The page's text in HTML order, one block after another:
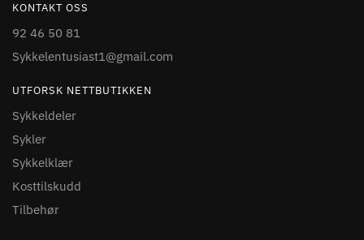
KONTAKT OSS
92 46 50 81
Sykkelentusiast1@gmail.com
UTFORSK NETTBUTIKKEN
Sykkeldeler
Sykler
Sykkelklær
Kosttilskudd
Tilbehør